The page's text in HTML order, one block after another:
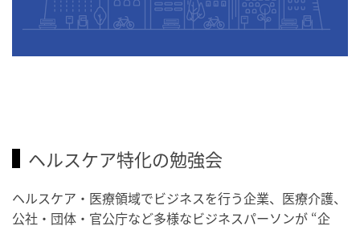
ヘルスケア特化の勉強会
ヘルスケア・医療領域でビジネスを行う企業、医療介護、
公社・団体・官公庁など多様なビジネスパーソンが “企